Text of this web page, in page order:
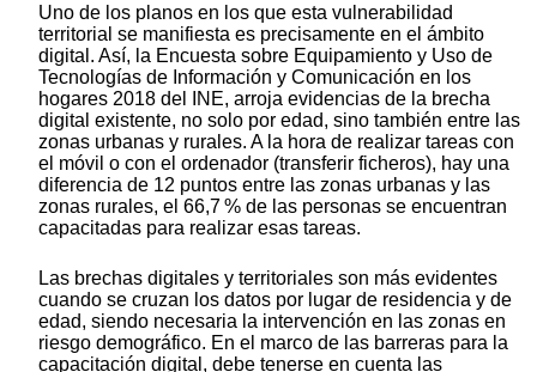
Uno de los planos en los que esta vulnerabilidad
territorial se manifiesta es precisamente en el ámbito
digital. Así, la Encuesta sobre Equipamiento y Uso de
Tecnologías de Información y Comunicación en los
hogares 2018 del INE, arroja evidencias de la brecha
digital existente, no solo por edad, sino también entre las
zonas urbanas y rurales. A la hora de realizar tareas con
el móvil o con el ordenador (transferir ficheros), hay una
diferencia de 12 puntos entre las zonas urbanas y las
zonas rurales, el 66,7 % de las personas se encuentran
capacitadas para realizar esas tareas.
Las brechas digitales y territoriales son más evidentes
cuando se cruzan los datos por lugar de residencia y de
edad, siendo necesaria la intervención en las zonas en
riesgo demográfico. En el marco de las barreras para la
capacitación digital, debe tenerse en cuenta las